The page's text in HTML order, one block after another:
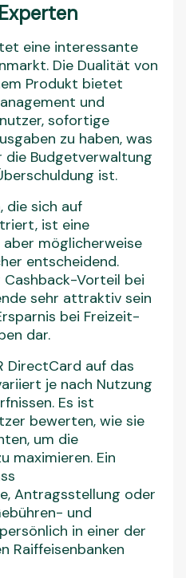
eine interessante
Die Dualität von
Produkt bietet
und
sofortige
zu haben, was
Budgetverwaltung
ist.
die sich auf
ist eine
möglicherweise
entscheidend.
Vorteil bei
sehr attraktiv sein
bei Freizeit-
dar.
DirectCard auf das
je nach Nutzung
Es ist
bewerten, wie sie
um die
maximieren. Ein
Antragsstellung oder
und
in einer der
Raiffeisenbanken